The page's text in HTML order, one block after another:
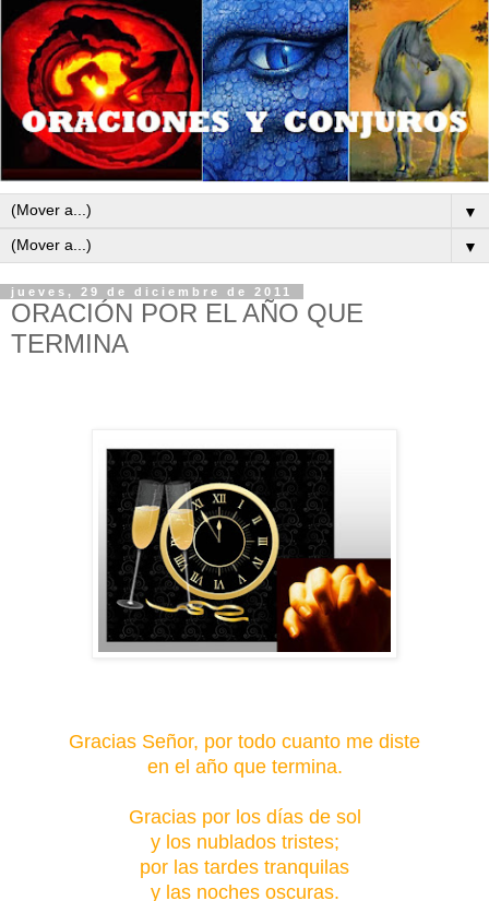
▼
▼
jueves, 29 de diciembre de 2011
ORACIÓN POR EL AÑO QUE
TERMINA
Gracias Señor, por todo cuanto me diste
en el año que termina.
Gracias por los días de sol
y los nublados tristes;
por las tardes tranquilas
y las noches oscuras.